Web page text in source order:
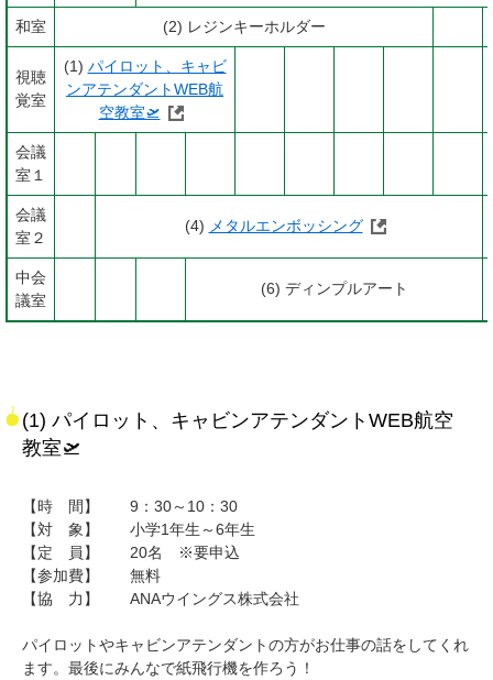
和室 (2) レジンキーホルダー
視聴
覚室
(1) パイロット、キャビ
ンアテンダントWEB航
空教室🛫
会議
室１
会議
室２
(4) メタルエンボッシング
中会
議室
(6) ディンプルアート
(1) パイロット、キャビンアテンダントWEB航空
教室🛫
【時 間】 9：30～10：30
【対 象】 小学1年生～6年生
【定 員】 20名 ※要申込
【参加費】 無料
【協 力】 ANAウイングス株式会社
パイロットやキャビンアテンダントの方がお仕事の話をしてくれ
ます。最後にみんなで紙飛行機を作ろう！